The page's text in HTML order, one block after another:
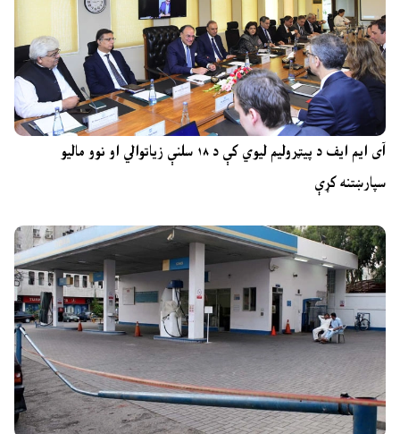
آی ایم ایف د پیټرولیم لیوي کې د ۱۸ سلنې زیاتوالي او نوو مالیو
سپارښتنه کړې